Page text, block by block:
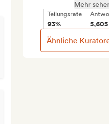
Mehr
Teilungsrate
93% 5,605
Ähnliche